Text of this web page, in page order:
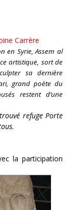
Carrère
en Syrie, Assem al
artistique, sort de
sa dernière
grand poète du
restent d’une
refuge Porte
la participation